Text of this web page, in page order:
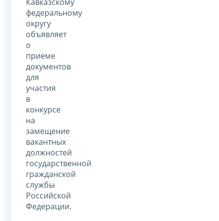
федеральному
округу
объявляет
о
приеме
документов
для
участия
в
конкурсе
на
замещение
вакантных
должностей
государственной
гражданской
службы
Российской
Федерации.